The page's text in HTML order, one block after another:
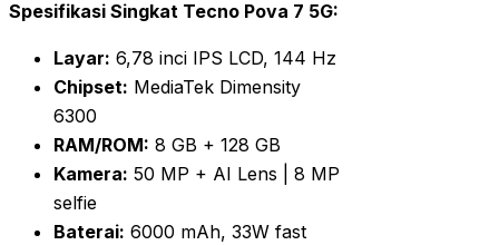
Spesifikasi Singkat Tecno Pova 7 5G:
Layar: 6,78 inci IPS LCD, 144 Hz
Chipset: MediaTek Dimensity
6300
RAM/ROM: 8 GB + 128 GB
Kamera: 50 MP + AI Lens | 8 MP
selfie
Baterai: 6000 mAh, 33W fast